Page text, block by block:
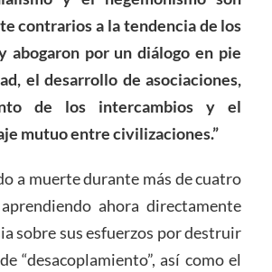
contrarios a la tendencia de los
abogaron por un diálogo en pie
el desarrollo de asociaciones,
de los intercambios y el
mutuo entre civilizaciones.”
a muerte durante más de cuatro
ahora directamente
sobre sus esfuerzos por destruir
“desacoplamiento”, así como el